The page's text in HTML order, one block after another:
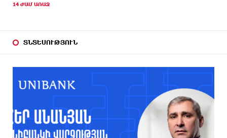
14 ԺԱՄ ԱՌԱՋ
ՏՆՏԵՍՈՒԹՅՈՒՆ